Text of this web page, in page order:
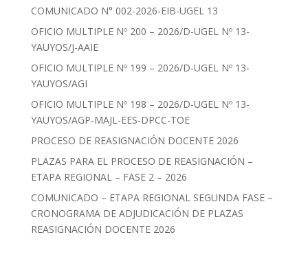
COMUNICADO N° 002-2026-EIB-UGEL 13
OFICIO MULTIPLE Nº 200 – 2026/D-UGEL Nº 13-
YAUYOS/J-AAIE
OFICIO MULTIPLE Nº 199 – 2026/D-UGEL Nº 13-
YAUYOS/AGI
OFICIO MULTIPLE Nº 198 – 2026/D-UGEL Nº 13-
YAUYOS/AGP-MAJL-EES-DPCC-TOE
PROCESO DE REASIGNACIÓN DOCENTE 2026
PLAZAS PARA EL PROCESO DE REASIGNACIÓN –
ETAPA REGIONAL – FASE 2 – 2026
COMUNICADO – ETAPA REGIONAL SEGUNDA FASE –
CRONOGRAMA DE ADJUDICACIÓN DE PLAZAS
REASIGNACIÓN DOCENTE 2026